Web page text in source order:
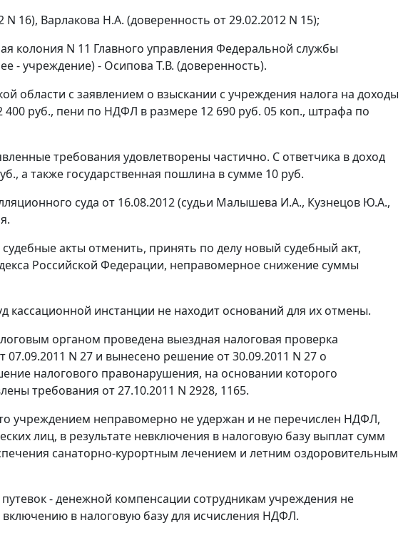
16), Варлакова Н.А. (доверенность от 29.02.2012 N 15);
колония N 11 Главного управления Федеральной службы
- учреждение) - Осипова Т.В. (доверенность).
области с заявлением о взыскании с учреждения налога на доходы
руб., пени по НДФЛ в размере 12 690 руб. 05 коп., штрафа по
требования удовлетворены частично. С ответчика в доход
а также государственная пошлина в сумме 10 руб.
суда от 16.08.2012 (судьи Малышева И.А., Кузнецов Ю.А.,
акты отменить, принять по делу новый судебный акт,
Российской Федерации, неправомерное снижение суммы
кассационной инстанции не находит оснований для их отмены.
органом проведена выездная налоговая проверка
N 27 и вынесено решение от 30.09.2011 N 27 о
налогового правонарушения, на основании которого
требования от 27.10.2011 N 2928, 1165.
учреждением неправомерно не удержан и не перечислен НДФЛ,
лиц, в результате невключения в налоговую базу выплат сумм
санаторно-курортным лечением и летним оздоровительным
- денежной компенсации сотрудникам учреждения не
в налоговую базу для исчисления НДФЛ.